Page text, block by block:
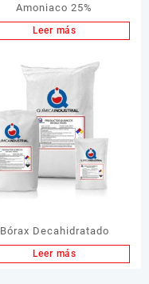
Amoniaco 25%
Leer más
Bórax Decahidratado
Leer más